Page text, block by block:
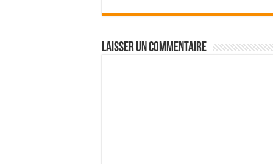
Laisser un commentaire